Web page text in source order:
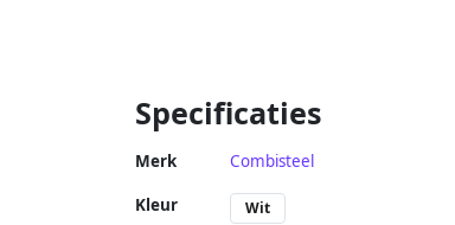
Specificaties
Merk Combisteel
Kleur Wit